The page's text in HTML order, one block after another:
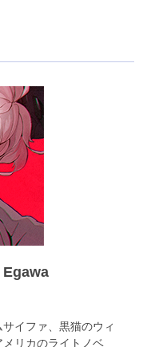
イファ、黒猫のウィ
リカのライトノベ